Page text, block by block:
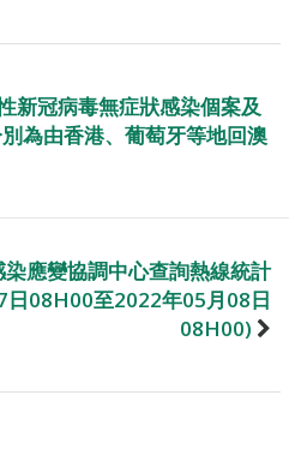
新冠病毒無症狀感染個案及
為由香港、葡萄牙等地回澳
應變協調中心查詢熱線統計
08H00至2022年05月08日
08H00)